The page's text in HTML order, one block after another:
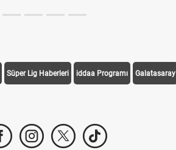
Süper Lig Haberleri iddaa Programı Galatasaray